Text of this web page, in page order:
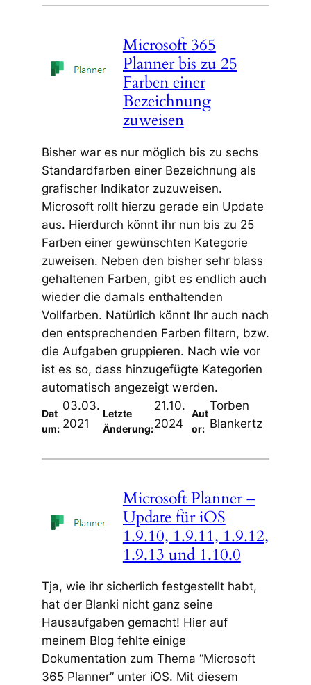
Microsoft 365
Planner bis zu 25
Farben einer
Bezeichnung
zuweisen
Bisher war es nur möglich bis zu sechs
Standardfarben einer Bezeichnung als
grafischer Indikator zuzuweisen.
Microsoft rollt hierzu gerade ein Update
aus. Hierdurch könnt ihr nun bis zu 25
Farben einer gewünschten Kategorie
zuweisen. Neben den bisher sehr blass
gehaltenen Farben, gibt es endlich auch
wieder die damals enthaltenden
Vollfarben. Natürlich könnt Ihr auch nach
den entsprechenden Farben filtern, bzw.
die Aufgaben gruppieren. Nach wie vor
ist es so, dass hinzugefügte Kategorien
automatisch angezeigt werden.
Dat
um:
03.03.
2021
Letzte
Änderung:
21.10.
2024
Aut
or:
Torben
Blankertz
Microsoft Planner –
Update für iOS
1.9.10, 1.9.11, 1.9.12,
1.9.13 und 1.10.0
Tja, wie ihr sicherlich festgestellt habt,
hat der Blanki nicht ganz seine
Hausaufgaben gemacht! Hier auf
meinem Blog fehlte einige
Dokumentation zum Thema “Microsoft
365 Planner” unter iOS. Mit diesem